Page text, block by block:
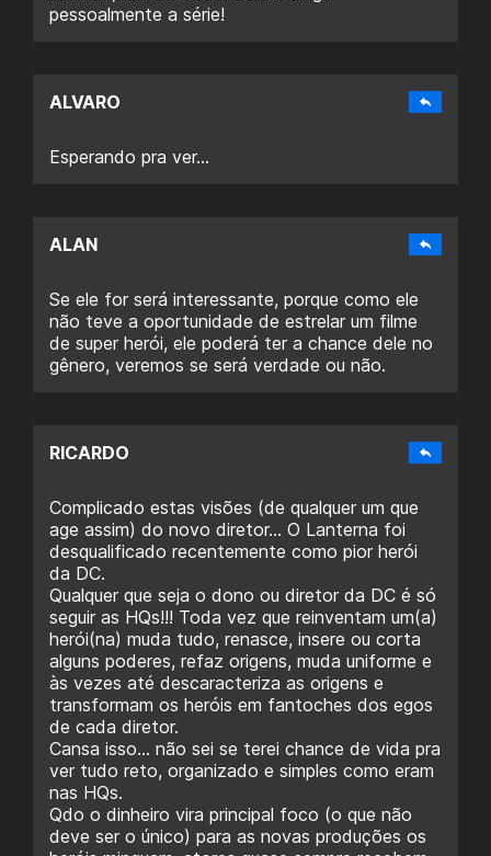
pessoalmente a série!
ALVARO
Esperando pra ver…
ALAN
Se ele for será interessante, porque como ele
não teve a oportunidade de estrelar um filme
de super herói, ele poderá ter a chance dele no
gênero, veremos se será verdade ou não.
RICARDO
Complicado estas visões (de qualquer um que
age assim) do novo diretor… O Lanterna foi
desqualificado recentemente como pior herói
da DC.
Qualquer que seja o dono ou diretor da DC é só
seguir as HQs!!! Toda vez que reinventam um(a)
herói(na) muda tudo, renasce, insere ou corta
alguns poderes, refaz origens, muda uniforme e
às vezes até descaracteriza as origens e
transformam os heróis em fantoches dos egos
de cada diretor.
Cansa isso… não sei se terei chance de vida pra
ver tudo reto, organizado e simples como eram
nas HQs.
Qdo o dinheiro vira principal foco (o que não
deve ser o único) para as novas produções os